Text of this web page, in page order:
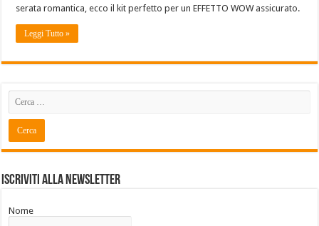
serata romantica, ecco il kit perfetto per un EFFETTO WOW assicurato.
Leggi Tutto »
Iscriviti alla Newsletter
Nome